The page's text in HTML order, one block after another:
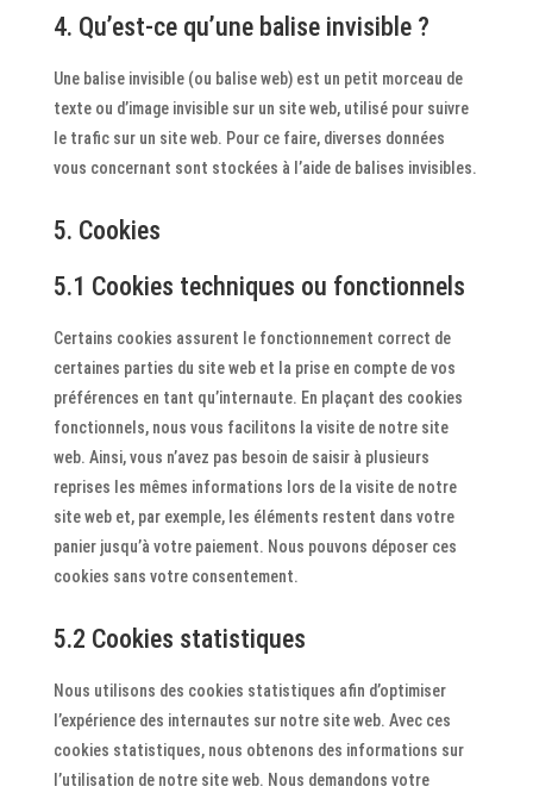
4. Qu’est-ce qu’une balise invisible ?
Une balise invisible (ou balise web) est un petit morceau de
texte ou d’image invisible sur un site web, utilisé pour suivre
le trafic sur un site web. Pour ce faire, diverses données
vous concernant sont stockées à l’aide de balises invisibles.
5. Cookies
5.1 Cookies techniques ou fonctionnels
Certains cookies assurent le fonctionnement correct de
certaines parties du site web et la prise en compte de vos
préférences en tant qu’internaute. En plaçant des cookies
fonctionnels, nous vous facilitons la visite de notre site
web. Ainsi, vous n’avez pas besoin de saisir à plusieurs
reprises les mêmes informations lors de la visite de notre
site web et, par exemple, les éléments restent dans votre
panier jusqu’à votre paiement. Nous pouvons déposer ces
cookies sans votre consentement.
5.2 Cookies statistiques
Nous utilisons des cookies statistiques afin d’optimiser
l’expérience des internautes sur notre site web. Avec ces
cookies statistiques, nous obtenons des informations sur
l’utilisation de notre site web. Nous demandons votre